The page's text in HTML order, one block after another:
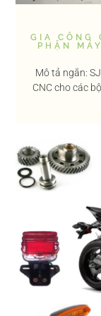
GIA CÔNG
PHẬN
Mô tả ngắn:
CNC cho các